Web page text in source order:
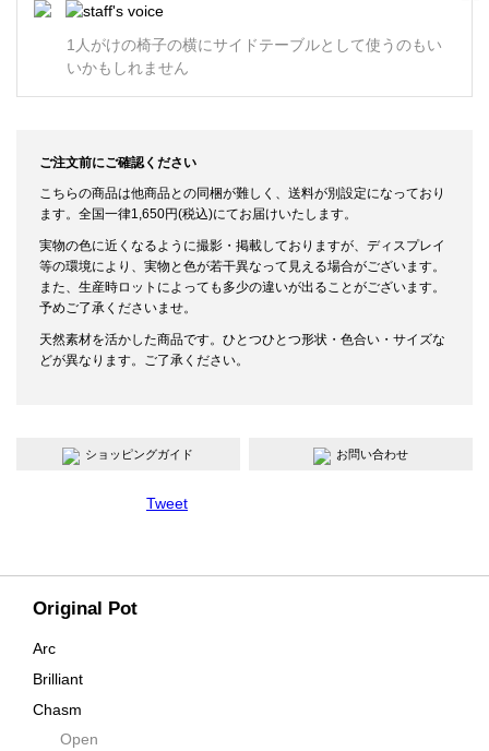
Original Pot
Arc
Brilliant
Chasm
ContraOpen
1人がけの椅子の横にサイドテーブルとして使うのもい
いかもしれません
ご注文前にご確認ください
こちらの商品は他商品との同梱が難しく、送料が別設定になっており
ます。全国一律1,650円(税込)にてお届けいたします。
実物の色に近くなるように撮影・掲載しておりますが、ディスプレイ
等の環境により、実物と色が若干異なって見える場合がございます。
また、生産時ロットによっても多少の違いが出ることがございます。
予めご了承くださいませ。
天然素材を活かした商品です。ひとつひとつ形状・色合い・サイズな
どが異なります。ご了承ください。
ショッピングガイド お問い合わせ
Tweet